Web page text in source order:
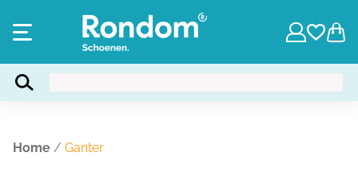
Home / Ganter